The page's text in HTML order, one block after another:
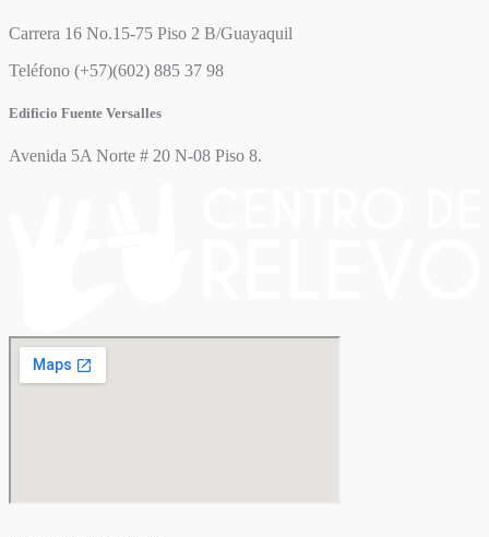
Carrera 16 No.15-75 Piso 2 B/Guayaquil
Teléfono (+57)(602) 885 37 98
Edificio Fuente Versalles
Avenida 5A Norte # 20 N-08 Piso 8.